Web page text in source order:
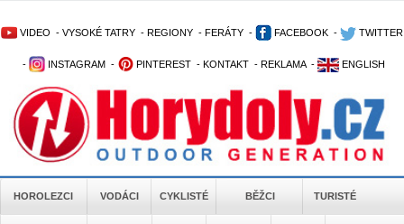
VIDEO - VYSOKÉ TATRY - REGIONY - FERÁTY - FACEBOOK - TWITTER
- INSTAGRAM - PINTEREST - KONTAKT - REKLAMA - ENGLISH
HOROLEZCI VODÁCI CYKLISTÉ BĚŽCI TURISTÉ